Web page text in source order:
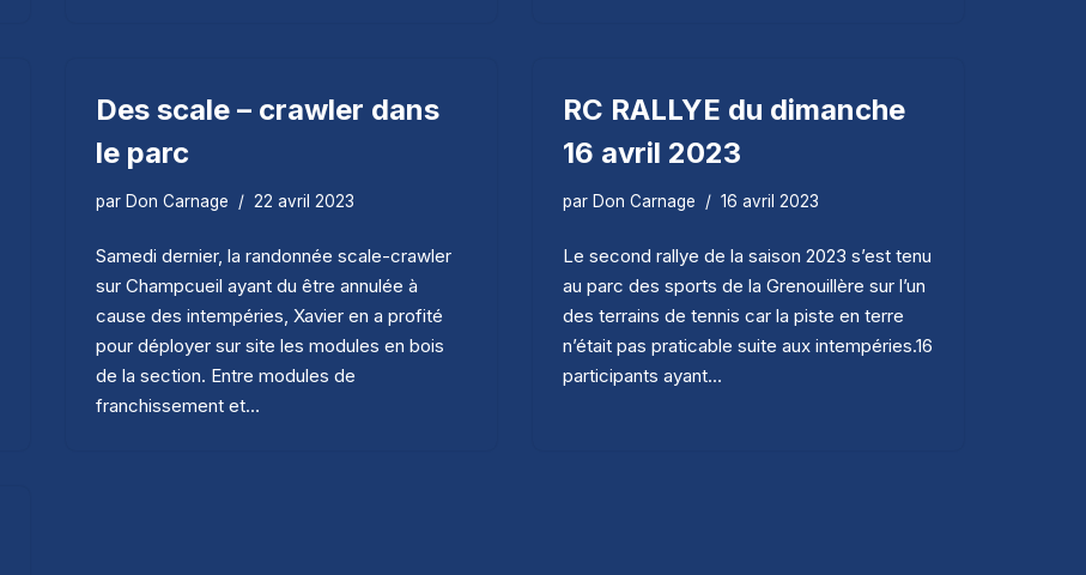
Des scale – crawler dans
le parc
par Don Carnage 22 avril 2023
Samedi dernier, la randonnée scale-crawler
sur Champcueil ayant du être annulée à
cause des intempéries, Xavier en a profité
pour déployer sur site les modules en bois
de la section. Entre modules de
franchissement et…
RC RALLYE du dimanche
16 avril 2023
par Don Carnage 16 avril 2023
Le second rallye de la saison 2023 s’est tenu
au parc des sports de la Grenouillère sur l’un
des terrains de tennis car la piste en terre
n’était pas praticable suite aux intempéries.16
participants ayant…